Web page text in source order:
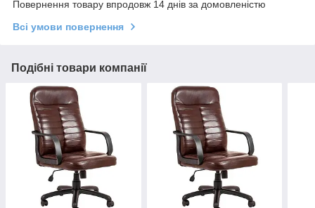
Повернення товару впродовж 14 днів за домовленістю
Всі умови повернення
Подібні товари компанії